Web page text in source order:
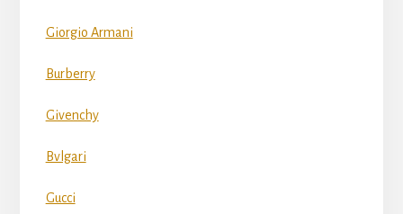
Giorgio Armani
Burberry
Givenchy
Bvlgari
Gucci